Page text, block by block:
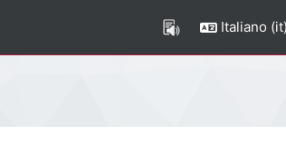
Italiano ‎(it)‎